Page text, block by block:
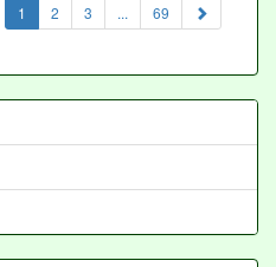
1 (current)
2 3 ... 69